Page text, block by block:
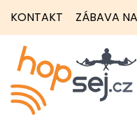
KONTAKT ZÁBAVA